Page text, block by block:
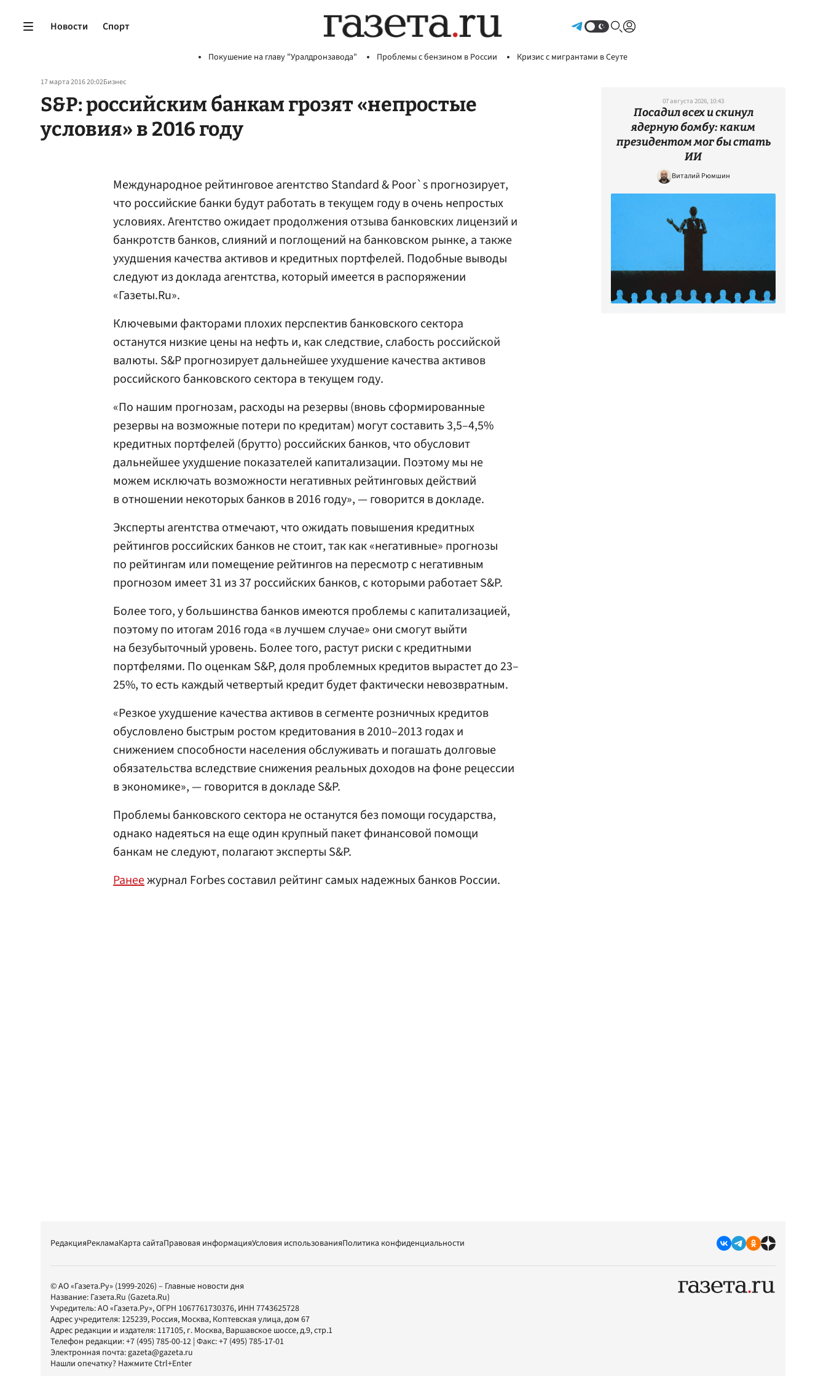
Новости Спорт
Покушение на главу "Уралдронзавода" Проблемы с бензином в России Кризис с мигрантами в Сеуте
17 марта 2016 20:02Бизнес
S&P: российским банкам грозят «непростые
условия» в 2016 году
Международное рейтинговое агентство Standard & Poor`s прогнозирует,
что российские банки будут работать в текущем году в очень непростых
условиях. Агентство ожидает продолжения отзыва банковских лицензий и
банкротств банков, слияний и поглощений на банковском рынке, а также
ухудшения качества активов и кредитных портфелей. Подобные выводы
следуют из доклада агентства, который имеется в распоряжении
«Газеты.Ru».
Ключевыми факторами плохих перспектив банковского сектора
останутся низкие цены на нефть и, как следствие, слабость российской
валюты. S&P прогнозирует дальнейшее ухудшение качества активов
российского банковского сектора в текущем году.
«По нашим прогнозам, расходы на резервы (вновь сформированные
резервы на возможные потери по кредитам) могут составить 3,5–4,5%
кредитных портфелей (брутто) российских банков, что обусловит
дальнейшее ухудшение показателей капитализации. Поэтому мы не
можем исключать возможности негативных рейтинговых действий
в отношении некоторых банков в 2016 году», — говорится в докладе.
Эксперты агентства отмечают, что ожидать повышения кредитных
рейтингов российских банков не стоит, так как «негативные» прогнозы
по рейтингам или помещение рейтингов на пересмотр с негативным
прогнозом имеет 31 из 37 российских банков, с которыми работает S&P.
Более того, у большинства банков имеются проблемы с капитализацией,
поэтому по итогам 2016 года «в лучшем случае» они смогут выйти
на безубыточный уровень. Более того, растут риски с кредитными
портфелями. По оценкам S&P, доля проблемных кредитов вырастет до 23–
25%, то есть каждый четвертый кредит будет фактически невозвратным.
«Резкое ухудшение качества активов в сегменте розничных кредитов
обусловлено быстрым ростом кредитования в 2010–2013 годах и
снижением способности населения обслуживать и погашать долговые
обязательства вследствие снижения реальных доходов на фоне рецессии
в экономике», — говорится в докладе S&P.
Проблемы банковского сектора не останутся без помощи государства,
однако надеяться на еще один крупный пакет финансовой помощи
банкам не следуют, полагают эксперты S&P.
Ранеежурнал Forbes составил рейтинг самых надежных банков России.
07 августа 2026, 10:43
Посадил всех и скинул
ядерную бомбу: каким
президентом мог бы стать
ИИ
Виталий Рюмшин
РедакцияРекламаКарта сайтаПравовая информацияУсловия использованияПолитика конфиденциальности
© АО «Газета.Ру» (1999-2026) – Главные новости дня
Название: Газета.Ru (Gazeta.Ru)
Учредитель:АО «Газета.Ру», ОГРН 1067761730376, ИНН 7743625728
Адрес учредителя: 125239, Россия, Москва, Коптевская улица, дом 67
Адрес редакции и издателя: 117105, г. Москва, Варшавское шоссе, д.9, стр.1
Телефон редакции:+7 (495) 785-00-12 | Факс:+7 (495) 785-17-01
Электронная почта:gazeta@gazeta.ru
Нашли опечатку? Нажмите Ctrl+Enter